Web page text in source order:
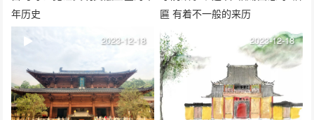
年历史
匾 有着不一般的来历
2023-12-18 2023-12-18